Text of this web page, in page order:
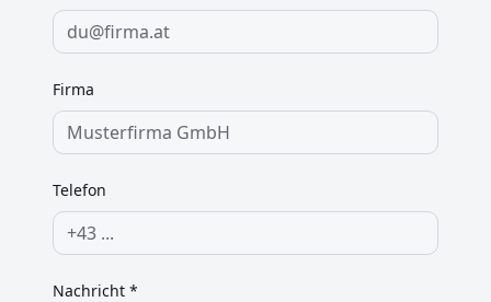
Firma
Telefon
Nachricht *